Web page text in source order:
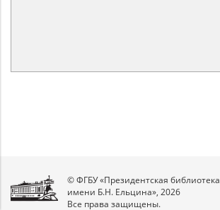
© ФГБУ «Президентская библиотека
имени Б.Н. Ельцина», 2026
Все права защищены.